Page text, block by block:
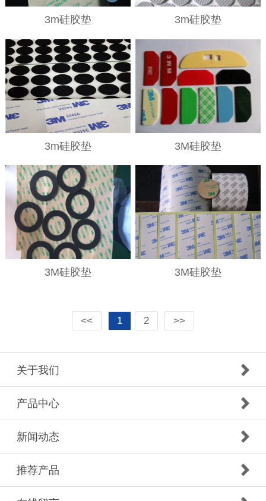
3m硅胶垫 3m硅胶垫
3m硅胶垫 3M硅胶垫
3M硅胶垫 3M硅胶垫
<< 1 2 >>
关于我们
产品中心
新闻动态
推荐产品